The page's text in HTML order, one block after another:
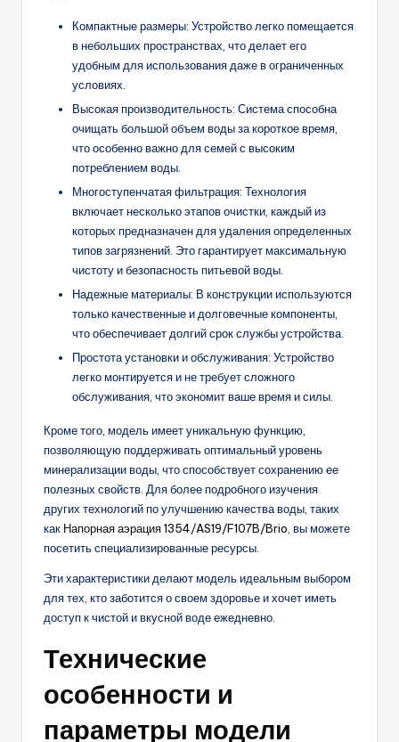
Компактные размеры: Устройство легко помещается
в небольших пространствах, что делает его
удобным для использования даже в ограниченных
условиях.
Высокая производительность: Система способна
очищать большой объем воды за короткое время,
что особенно важно для семей с высоким
потреблением воды.
Многоступенчатая фильтрация: Технология
включает несколько этапов очистки, каждый из
которых предназначен для удаления определенных
типов загрязнений. Это гарантирует максимальную
чистоту и безопасность питьевой воды.
Надежные материалы: В конструкции используются
только качественные и долговечные компоненты,
что обеспечивает долгий срок службы устройства.
Простота установки и обслуживания: Устройство
легко монтируется и не требует сложного
обслуживания, что экономит ваше время и силы.
Кроме того, модель имеет уникальную функцию,
позволяющую поддерживать оптимальный уровень
минерализации воды, что способствует сохранению ее
полезных свойств. Для более подробного изучения
других технологий по улучшению качества воды, таких
как Напорная аэрация 1354/AS19/F107B/Brio, вы можете
посетить специализированные ресурсы.
Эти характеристики делают модель идеальным выбором
для тех, кто заботится о своем здоровье и хочет иметь
доступ к чистой и вкусной воде ежедневно.
Технические
особенности и
параметры модели